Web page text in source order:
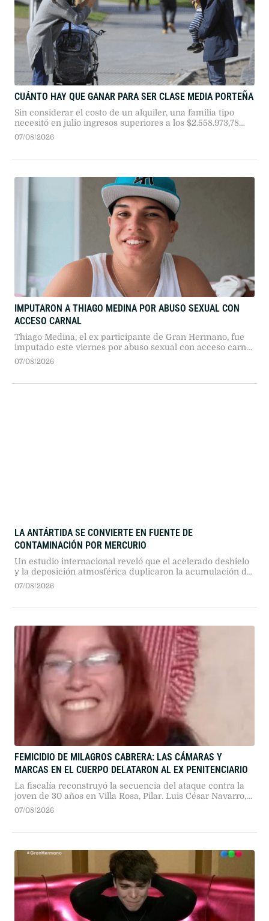
CUÁNTO HAY QUE GANAR PARA SER CLASE MEDIA PORTEÑA
Sin considerar el costo de un alquiler, una familia tipo
necesitó en julio ingresos superiores a los $2.558.973,78
para integrar el sector medio en la Ciudad de Buenos
07/08/2026
IMPUTARON A THIAGO MEDINA POR ABUSO SEXUAL CON
ACCESO CARNAL
Thiago Medina, el ex participante de Gran Hermano, fue
imputado este viernes por abuso sexual con acceso carnal
tras la denuncia de su prima Iara Agustina Ledesma. La
07/08/2026
LA ANTÁRTIDA SE CONVIERTE EN FUENTE DE
CONTAMINACIÓN POR MERCURIO
Un estudio internacional reveló que el acelerado deshielo
y la deposición atmosférica duplicaron la acumulación de
mercurio en la Península Antártica. El fenómeno
07/08/2026
FEMICIDIO DE MILAGROS CABRERA: LAS CÁMARAS Y
MARCAS EN EL CUERPO DELATARON AL EX PENITENCIARIO
La fiscalía reconstruyó la secuencia del ataque contra la
joven de 30 años en Villa Rosa, Pilar. Luis César Navarro,
un ex agente del Servicio Penitenciario con baja
07/08/2026